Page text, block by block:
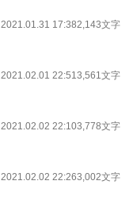
2021.01.31 17:382,143文字
2021.02.01 22:513,561文字
2021.02.02 22:103,778文字
2021.02.02 22:263,002文字